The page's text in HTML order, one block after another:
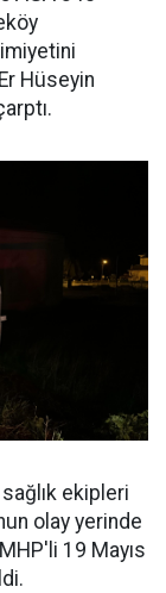
Hüseyin
ekipleri
olay yerinde
19 Mayıs